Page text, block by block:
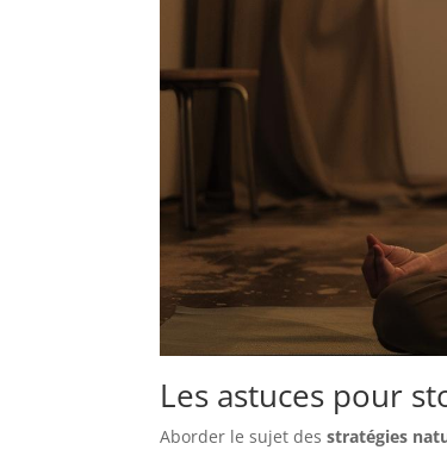
Les astuces pour
Aborder le sujet desstratégies